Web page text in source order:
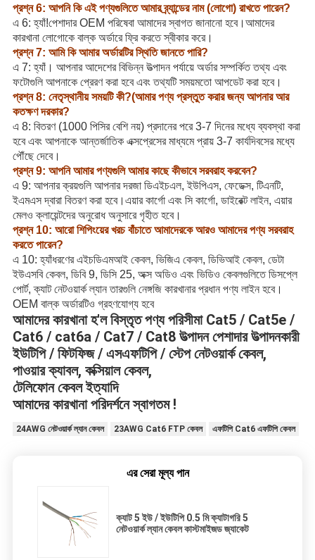
প্রশ্ন 6: আপনি কি এই পণ্যগুলিতে আমার ব্র্যান্ডের নাম (লোগো) রাখতে পারেন?
এ 6: হ্যাঁ!পেশাদার OEM পরিষেবা আমাদের স্বাগত জানানো হবে।আমাদের
কারখানা লোগোকে বাল্ক অর্ডারে ফ্রি করতে স্বীকার করে।
প্রশ্ন 7: আমি কি আমার অর্ডারটির স্থিতি জানতে পারি?
এ 7: হ্যাঁ। আপনার আদেশের বিভিন্ন উত্পাদন পর্যায়ে অর্ডার সম্পর্কিত তথ্য এবং
ফটোগুলি আপনাকে প্রেরণ করা হবে এবং তথ্যটি সময়মতো আপডেট করা হবে।
প্রশ্ন 8: নেতৃস্থানীয় সময়টি কী?(আমার পণ্য প্রস্তুত করার জন্য আপনার আর
কতক্ষণ দরকার?
এ 8: বিতরণ (1000 পিসির বেশি নয়) প্রদানের পরে 3-7 দিনের মধ্যে ব্যবস্থা করা
হবে এবং আপনাকে আন্তর্জাতিক এক্সপ্রেসের মাধ্যমে প্রায় 3-7 কার্যদিবসের মধ্যে
পৌঁছে দেবে।
প্রশ্ন 9: আপনি আমার পণ্যগুলি আমার কাছে কীভাবে সরবরাহ করবেন?
এ 9: আপনার ক্রয়গুলি আপনার দরজা ডিএইচএল, ইউপিএস, ফেডেক্স, টিএনটি,
ইএমএস দ্বারা বিতরণ করা হবে।এয়ার কার্গো এবং সি কার্গো, ডাইরেক্ট লাইন, এয়ার
মেলও ক্লায়েন্টদের অনুরোধ অনুসারে গৃহীত হবে।
প্রশ্ন 10: আরো শিপিংয়ের খরচ বাঁচাতে আমাদেরকে আরও আমাদের পণ্য সরবরাহ
করতে পারেন?
এ 10: হ্যাঁধরণের এইচডিএমআই কেবল, ভিজিএ কেবল, ডিভিআই কেবল, ডেটা
ইউএসবি কেবল, ডিবি 9, ডিসি 25, অক্স অডিও এবং ভিডিও কেবলগুলিতে ডিসপ্লে
পোর্ট, ক্যাট নেটওয়ার্ক ল্যান তারগুলি নেঙ্গজি কারখানার প্রধান পণ্য লাইন হবে।
OEM বাল্ক অর্ডারটিও গ্রহণযোগ্য হবে
আমাদের কারখানা হ'ল বিস্তৃত পণ্য পরিসীমা Cat5 / Cat5e /
Cat6 / cat6a / Cat7 / Cat8 উত্পাদন পেশাদার উত্পাদনকারী
ইউটিপি / ফিটফিজ / এসএফটিপি / স্টেপ নেটওয়ার্ক কেবল,
পাওয়ার ক্যাবল, কক্সিয়াল কেবল,
টেলিফোন কেবল ইত্যাদি
আমাদের কারখানা পরিদর্শনে স্বাগতম !
24AWG নেটওয়ার্ক ল্যান কেবল 23AWG Cat6 FTP কেবল এফটিপি Cat6 এফটিপি কেবল
এর সেরা মূল্য পান
ক্যাট 5 ইউ / ইউটিপি 0.5 মি ক্যাটাগরি 5
নেটওয়ার্ক ল্যান কেবল কাস্টমাইজড জ্যাকেট